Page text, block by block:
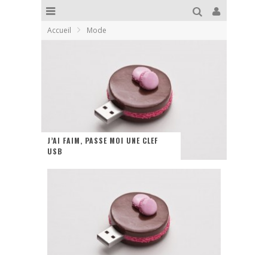
Accueil Mode
J’AI FAIM, PASSE MOI UNE CLEF
USB